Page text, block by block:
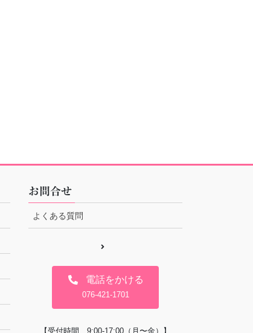
お問合せ
よくある質問
電話をかける
076-421-1701
【受付時間 9:00-17:00（月〜金）】